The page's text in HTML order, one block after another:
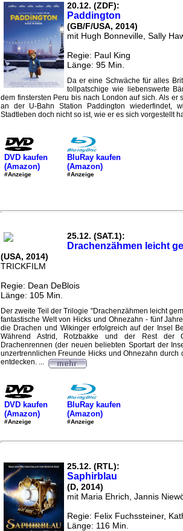
20.12. (ZDF):
Paddington
(GB/F/USA, 2014)
mit Hugh Bonneville, Sally
Regie: Paul King
Länge: 95 Min.
Da er eine Schwäche für alles
tollpatschige wie liebenswerte
dem finstersten Peru bis nach London auf sich. Als er
an der U-Bahn Station Paddington wiederfindet,
Stadtleben doch nicht so ist, wie er es sich vorgestellt
DVD kaufen
(Amazon)
#Anzeige
BluRay kaufen
(Amazon)
#Anzeige
25.12. (SAT.1):
Drachenzähmen leicht
(USA, 2014)
TRICKFILM
Regie: Dean DeBlois
Länge: 105 Min.
Der zweite Teil der Trilogie "Drachenzähmen leicht
fantastische Welt von Hicks und Ohnezahn - fünf
die Drachen und Wikinger erfolgreich auf der Insel
Während Astrid, Rotzbakke und der Rest der
Drachenrennen (der neuen beliebten Sportart der
unzertrennlichen Freunde Hicks und Ohnezahn durch
entdecken. ...
DVD kaufen
(Amazon)
#Anzeige
BluRay kaufen
(Amazon)
#Anzeige
25.12. (RTL):
Saphirblau
(D, 2014)
mit Maria Ehrich, Jannis
Regie: Felix Fuchssteiner,
Länge: 116 Min.